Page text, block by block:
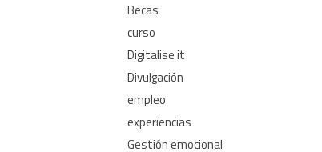
Becas
curso
Digitalise it
Divulgación
empleo
experiencias
Gestión emocional